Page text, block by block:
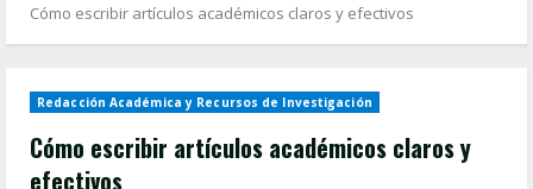
Cómo escribir artículos académicos claros y efectivos
Redacción Académica y Recursos de Investigación
Cómo escribir artículos académicos claros y
efectivos